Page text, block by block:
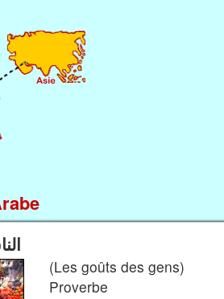
(Les goûts des gens)
Proverbe